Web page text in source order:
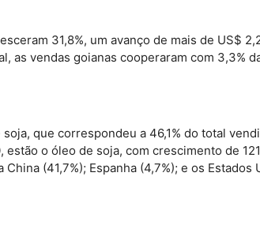
31,8%, um avanço de mais de US$
as vendas goianas cooperaram com 3,3%
que correspondeu a 46,1% do total
o óleo de soja, com crescimento de
(41,7%); Espanha (4,7%); e os Estados